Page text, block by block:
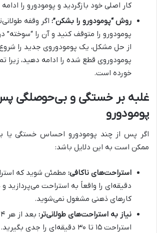
کار اصلی خود بازگردید و پومودورو را
روش “پومودورو را بشکن”: اگر وقفه
پومودورو را متوقف کنید و آن را “سوخته”
از حل مشکل، یک پومودوروی جدید را
پومودوروی قطع شده را ادامه دهید، زیرا
خورده است.
غلبه بر خستگی و بی‌حوصلگی
پومودورو
اگر پس از چند پومودورو احساس خستگی یا
ممکن است به این دلایل باشد:
استراحت‌های ناکافی:
دقیقه‌ای را واقعاً به استراحت می‌پردازید
کارهای ذهنی مشغول نمی‌شوید.
نیاز به استراحت‌های طولانی‌تر:
استراحت ۱۵ تا ۳۰ دقیقه‌ای را جدی